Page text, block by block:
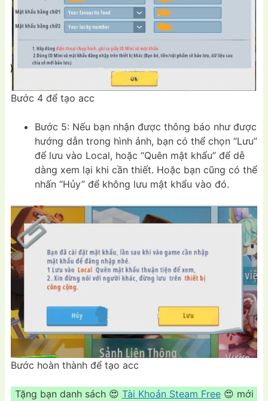
Bước 4 để tạo acc
Bước 5: Nếu bạn nhận được thông báo như được
hướng dẫn trong hình ảnh, bạn có thể chọn “Lưu”
để lưu vào Local, hoặc “Quên mật khẩu” để dễ
dàng xem lại khi cần thiết. Hoặc bạn cũng có thể
nhấn “Hủy” để không lưu mật khẩu vào đó.
Bước hoàn thành để tạo acc
Tặng bạn danh sách 😍 Tài Khoản Steam Free😍 mới